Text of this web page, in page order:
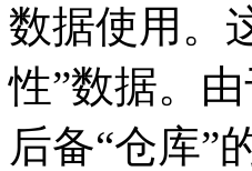
数据使用。
性”数据。
后备“仓库”